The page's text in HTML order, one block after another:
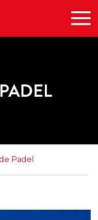
Padel